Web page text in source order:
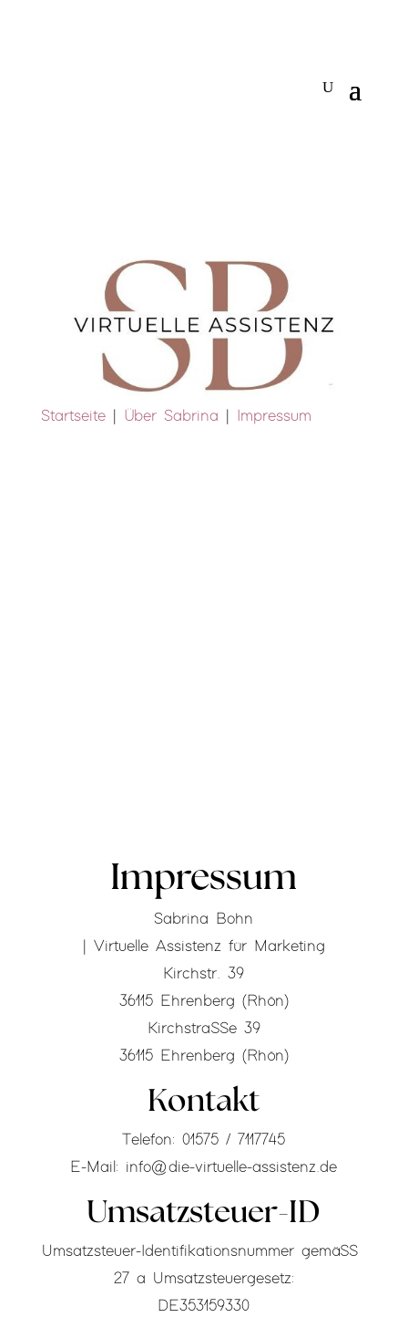
Startseite Über Sabrina Impressum
Impressum
Sabrina Bohn
| Virtuelle Assistenz für Marketing
Kirchstr. 39
36115 Ehrenberg (Rhön)
Kirchstraße 39
36115 Ehrenberg (Rhön)
Kontakt
Telefon: 01575 / 7117745
E-Mail: info@die-virtuelle-assistenz.de
Umsatzsteuer-ID
Umsatzsteuer-Identifikationsnummer gemäß §
27 a Umsatzsteuergesetz:
DE353159330